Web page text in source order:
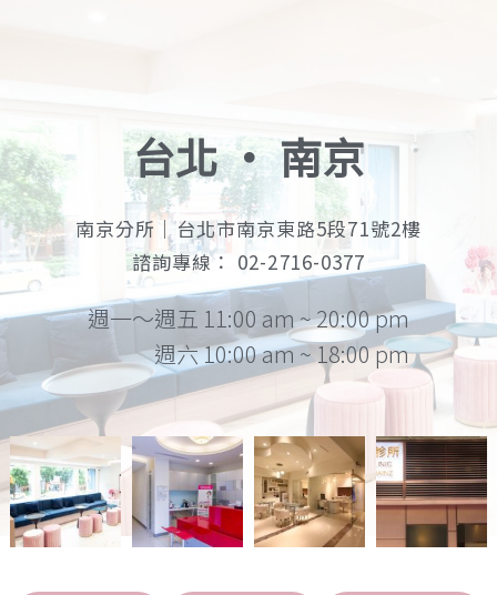
台北 ‧ 南京
南京分所｜台北市南京東路5段71號2樓
諮詢專線： 02-2716-0377
週一～週五 11:00 am ~ 20:00 pm
週六 10:00 am ~ 18:00 pm